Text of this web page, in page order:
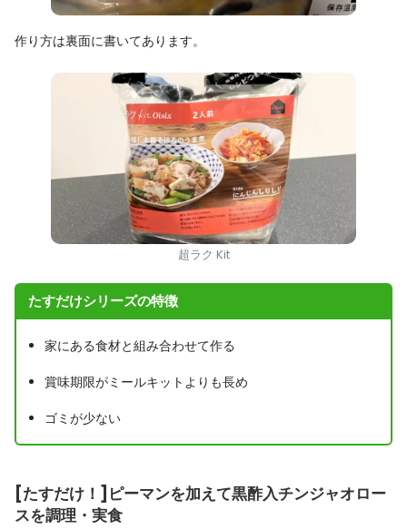
作り方は裏面に書いてあります。
超ラク Kit
たすだけシリーズの特徴
家にある食材と組み合わせて作る
賞味期限がミールキットよりも長め
ゴミが少ない
[たすだけ！]ピーマンを加えて黒酢入チンジャオロー
スを調理・実食